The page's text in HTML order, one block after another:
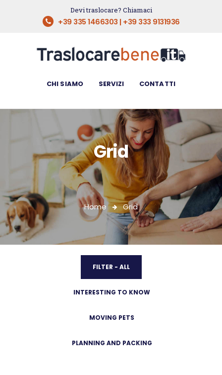
Devi traslocare? Chiamaci
+39 335 1466303 | +39 333 9131936
CHI SIAMO SERVIZI CONTATTI
Grid
Home Grid
CHI SIAMO
CONTATTI
FILTER - ALL
INTERESTING TO KNOW
MOVING PETS
PLANNING AND PACKING